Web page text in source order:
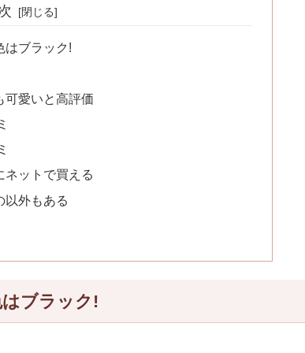
はブラック!
可愛いと高評価
ネットで買える
以外もある
ブラック!